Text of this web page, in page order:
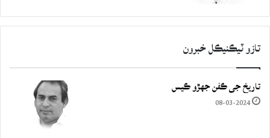
تازو ٽيڪنيڪل خبرون
تاريخ جي ڪفن جھڙو ڪيس
08-03-2024